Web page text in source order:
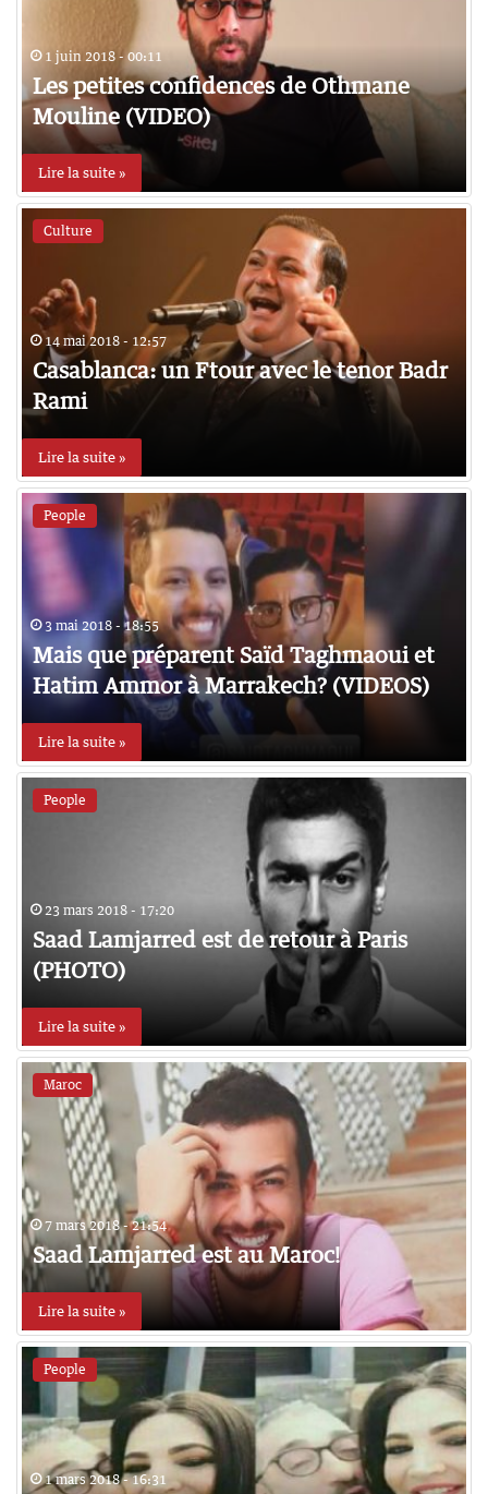
1 juin 2018 - 00:11
Les petites confidences de Othmane
Mouline (VIDEO)
Lire la suite »
Culture
14 mai 2018 - 12:57
Casablanca: un Ftour avec le tenor Badr
Rami
Lire la suite »
People
3 mai 2018 - 18:55
Mais que préparent Saïd Taghmaoui et
Hatim Ammor à Marrakech? (VIDEOS)
Lire la suite »
People
23 mars 2018 - 17:20
Saad Lamjarred est de retour à Paris
(PHOTO)
Lire la suite »
Maroc
7 mars 2018 - 21:54
Saad Lamjarred est au Maroc!
Lire la suite »
People
1 mars 2018 - 16:31